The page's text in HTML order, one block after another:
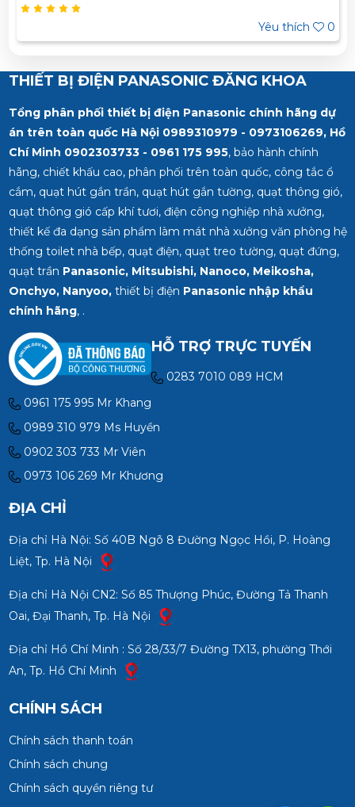
332 980
Yêu thích
0
THIẾT BỊ ĐIỆN PANASONIC ĐĂNG KHOA
Tổng phân phối thiết bị điện Panasonic chính hãng dự
án trên toàn quốc Hà Nội 0989310979 - 0973106269, Hồ
Chí Minh 0902303733 - 0961 175 995, bảo hành chính
hãng, chiết khấu cao, phân phối trên toàn quốc, công tắc ổ
cắm, quạt hút gắn trần, quạt hút gắn tường, quạt thông gió,
quạt thông gió cấp khí tươi, điện công nghiệp nhà xưởng,
thiết kế đa dạng sản phẩm làm mát nhà xưởng văn phòng hệ
thống toilet nhà bếp, quạt điện, quạt treo tường, quạt đứng,
quạt trần Panasonic, Mitsubishi, Nanoco, Meikosha,
Onchyo, Nanyoo,thiết bị điện Panasonic nhập khẩu
chính hãng, .
HỖ TRỢ TRỰC TUYẾN
0283 7010 089 HCM
0961 175 995 Mr Khang
0989 310 979 Ms Huyền
0902 303 733 Mr Viên
0973 106 269 Mr Khương
ĐỊA CHỈ
Địa chỉ Hà Nội: Số 40B Ngõ 8 Đường Ngọc Hồi, P. Hoàng
Liệt, Tp. Hà Nội
Địa chỉ Hà Nội CN2: Số 85 Thượng Phúc, Đường Tả Thanh
Oai, Đại Thanh, Tp. Hà Nội
Địa chỉ Hồ Chí Minh : Số 28/33/7 Đường TX13, phường Thới
An, Tp. Hồ Chí Minh
CHÍNH SÁCH
Chính sách thanh toán
Chính sách chung
Chính sách quyền riêng tư